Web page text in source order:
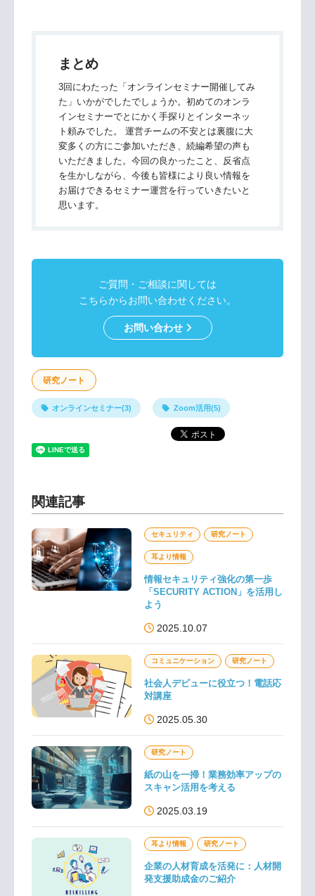
まとめ
3回にわたった「オンラインセミナー開催してみ
た」いかがでしたでしょうか。初めてのオンラ
インセミナーでとにかく手探りとインターネッ
ト頼みでした。 運営チームの不安とは裏腹に大
変多くの方にご参加いただき、続編希望の声も
いただきました。今回の良かったこと、反省点
を生かしながら、今後も皆様により良い情報を
お届けできるセミナー運営を行っていきたいと
思います。
ご質問・ご相談に関しては
こちらからお問い合わせください。
お問い合わせ
研究ノート
オンラインセミナー(3) Zoom活用(5)
関連記事
セキュリティ 研究ノート
耳より情報
情報セキュリティ強化の第一歩
「SECURITY ACTION」を活用し
よう
2025.10.07
コミュニケーション 研究ノート
社会人デビューに役立つ！電話応
対講座
2025.05.30
研究ノート
紙の山を一掃！業務効率アップの
スキャン活用を考える
2025.03.19
耳より情報 研究ノート
企業の人材育成を活発に：人材開
発支援助成金のご紹介